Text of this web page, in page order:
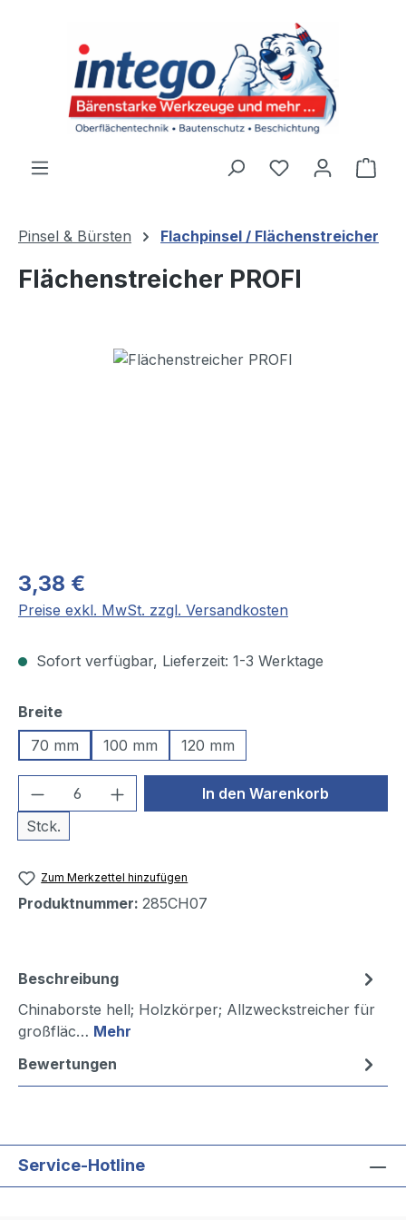
Du hast 0
Pinsel & Bürsten Flachpinsel / Flächenstreicher
Flächenstreicher PROFI
Bildergalerie überspringen
3,38 €
Preise exkl. MwSt. zzgl. Versandkosten
Sofort verfügbar, Lieferzeit: 1-3 Werktage
Breiteauswählen
70 mm
100 mm 120 mm
Produkt Anzahl: Gib den
Stck.
In den Warenkorb
Zum Merkzettel hinzufügen
Produktnummer: 285CH07
Beschreibung
Chinaborste hell; Holzkörper; Allzweckstreicher für
großfläc… Mehr
Bewertungen
Service-Hotline